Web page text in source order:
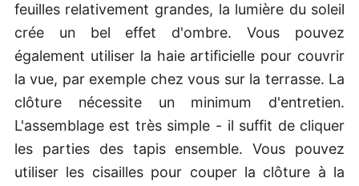
feuilles relativement grandes, la lumière du soleil
crée un bel effet d'ombre. Vous pouvez
également utiliser la haie artificielle pour couvrir
la vue, par exemple chez vous sur la terrasse. La
clôture nécessite un minimum d'entretien.
L'assemblage est très simple - il suffit de cliquer
les parties des tapis ensemble. Vous pouvez
utiliser les cisailles pour couper la clôture à la